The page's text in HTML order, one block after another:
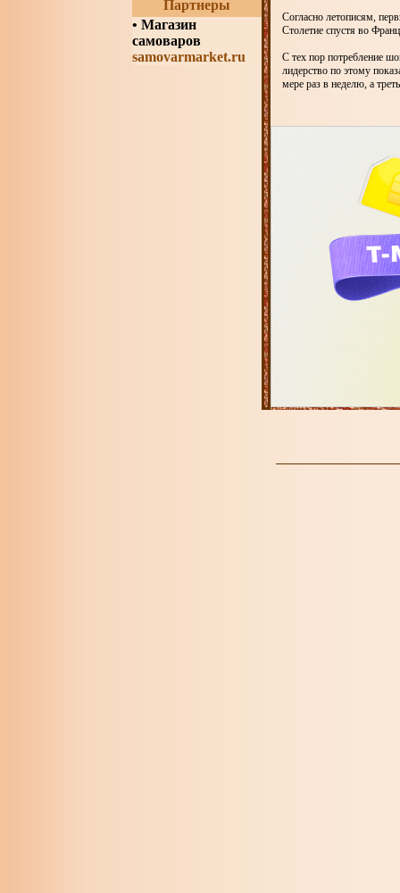
Партнеры
• Магазин
самоваров
samovarmarket.ru
Согласно летописям,
Столетие спустя во
С тех пор потребление
лидерство по этому
мере раз в неделю, а